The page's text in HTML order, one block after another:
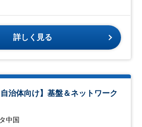
詳しく見る
治体向け】基盤＆ネットワーク
中国